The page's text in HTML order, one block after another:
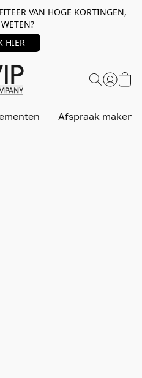
VAN HOGE KORTINGEN,
HIER
Afspraak maken